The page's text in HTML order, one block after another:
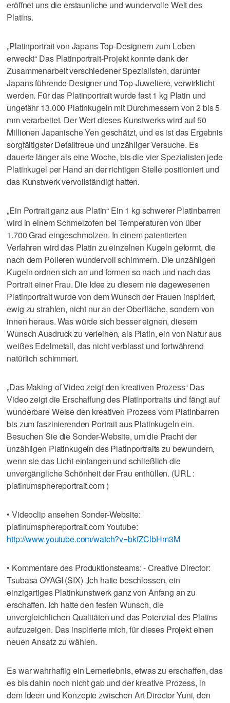
eröffnet uns die erstaunliche und wundervolle Welt des
Platins.
„Platinportrait von Japans Top-Designern zum Leben
erweckt“ Das Platinportrait-Projekt konnte dank der
Zusammenarbeit verschiedener Spezialisten, darunter
Japans führende Designer und Top-Juweliere, verwirklicht
werden. Für das Platinportrait wurde fast 1 kg Platin und
ungefähr 13.000 Platinkugeln mit Durchmessern von 2 bis 5
mm verarbeitet. Der Wert dieses Kunstwerks wird auf 50
Millionen Japanische Yen geschätzt, und es ist das Ergebnis
sorgfältigster Detailtreue und unzähliger Versuche. Es
dauerte länger als eine Woche, bis die vier Spezialisten jede
Platinkugel per Hand an der richtigen Stelle positioniert und
das Kunstwerk vervollständigt hatten.
„Ein Portrait ganz aus Platin“ Ein 1 kg schwerer Platinbarren
wird in einem Schmelzofen bei Temperaturen von über
1.700 Grad eingeschmolzen. In einem patentierten
Verfahren wird das Platin zu einzelnen Kugeln geformt, die
nach dem Polieren wundervoll schimmern. Die unzähligen
Kugeln ordnen sich an und formen so nach und nach das
Portrait einer Frau. Die Idee zu diesem nie dagewesenen
Platinportrait wurde von dem Wunsch der Frauen inspiriert,
ewig zu strahlen, nicht nur an der Oberfläche, sondern von
innen heraus. Was würde sich besser eignen, diesem
Wunsch Ausdruck zu verleihen, als Platin, ein von Natur aus
weißes Edelmetall, das nicht verblasst und fortwährend
natürlich schimmert.
„Das Making-of-Video zeigt den kreativen Prozess“ Das
Video zeigt die Erschaffung des Platinportraits und fängt auf
wunderbare Weise den kreativen Prozess vom Platinbarren
bis zum faszinierenden Portrait aus Platinkugeln ein.
Besuchen Sie die Sonder-Website, um die Pracht der
unzähligen Platinkugeln des Platinportraits zu bewundern,
wenn sie das Licht einfangen und schließlich die
unvergängliche Schönheit der Frau enthüllen. (URL :
platinumsphereportrait.com )
• Videoclip ansehen Sonder-Website:
platinumsphereportrait.com Youtube:
http://www.youtube.com/watch?v=bkfZClbHm3M
• Kommentare des Produktionsteams: - Creative Director:
Tsubasa OYAGI (SIX) „Ich hatte beschlossen, ein
einzigartiges Platinkunstwerk ganz von Anfang an zu
erschaffen. Ich hatte den festen Wunsch, die
unvergleichlichen Qualitäten und das Potenzial des Platins
aufzuzeigen. Das inspirierte mich, für dieses Projekt einen
neuen Ansatz zu wählen.
Es war wahrhaftig ein Lernerlebnis, etwas zu erschaffen, das
es bis dahin noch nicht gab und der kreative Prozess, in
dem Ideen und Konzepte zwischen Art Director Yuni, den